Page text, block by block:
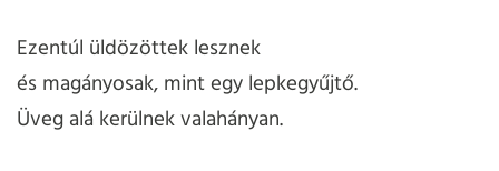
Ezentúl üldözöttek lesznek
és magányosak, mint egy lepkegyűjtő.
Üveg alá kerülnek valahányan.